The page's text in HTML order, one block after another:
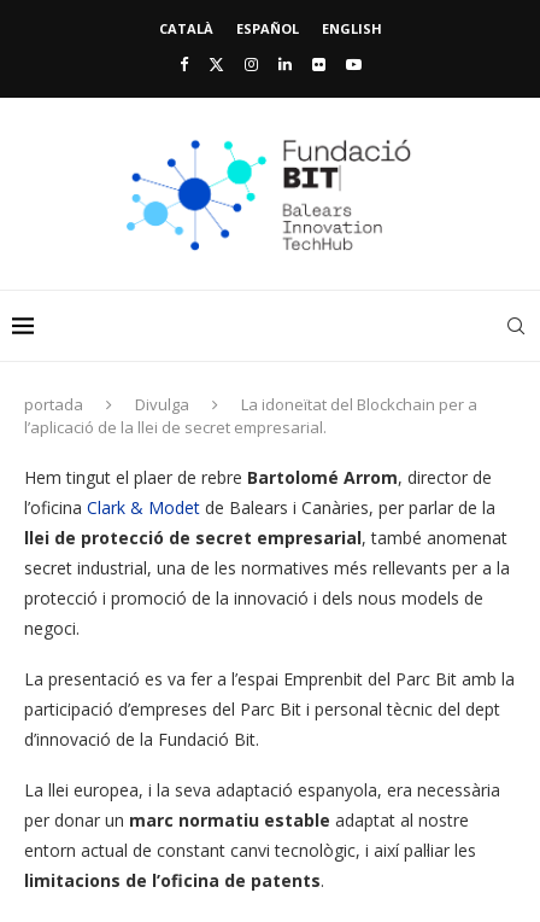
CATALÀ ESPAÑOL ENGLISH
portada Divulga
La idoneïtat del Blockchain per a
l’aplicació de la llei de secret empresarial.
Hem tingut el plaer de rebre Bartolomé Arrom, director de
l’oficina Clark & ​​Modet de Balears i Canàries, per parlar de la
llei de protecció de secret empresarial, també anomenat
secret industrial, una de les normatives més rellevants per a la
protecció i promoció de la innovació i dels nous models de
negoci.
La presentació es va fer a l’espai Emprenbit del Parc Bit amb la
participació d’empreses del Parc Bit i personal tècnic del dept
d’innovació de la Fundació Bit.
La llei europea, i la seva adaptació espanyola, era necessària
per donar un marc normatiu estable adaptat al nostre
entorn actual de constant canvi tecnològic, i així pal·liar les
limitacions de l’oficina de patents.